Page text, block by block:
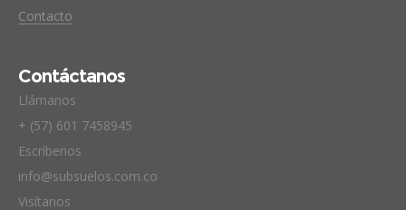
Contacto
Contáctanos
Llámanos
+ (57) 601 7458945
Escríbenos
info@subsuelos.com.co
Visítanos